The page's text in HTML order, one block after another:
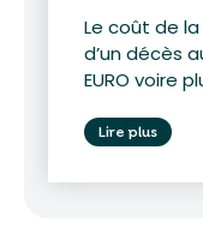
Le coût de
d’un décès
EURO voire
Lire plus